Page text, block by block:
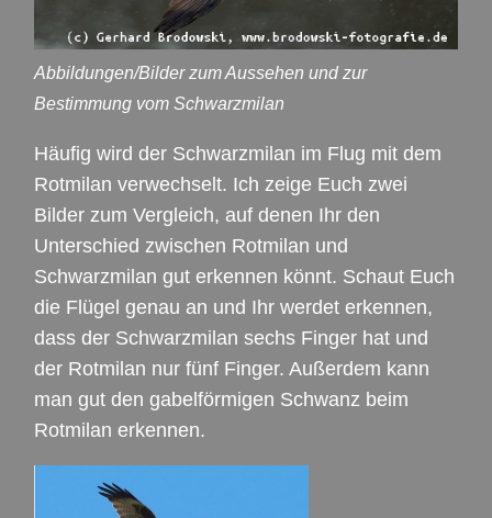
Abbildungen/Bilder zum Aussehen und zur
Bestimmung vom Schwarzmilan
Häufig wird der Schwarzmilan im Flug mit dem
Rotmilan verwechselt. Ich zeige Euch zwei
Bilder zum Vergleich, auf denen Ihr den
Unterschied zwischen Rotmilan und
Schwarzmilan gut erkennen könnt. Schaut Euch
die Flügel genau an und Ihr werdet erkennen,
dass der Schwarzmilan sechs Finger hat und
der Rotmilan nur fünf Finger. Außerdem kann
man gut den gabelförmigen Schwanz beim
Rotmilan erkennen.